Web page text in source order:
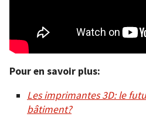
Pour en savoir plus:
Les imprimantes 3D: le
bâtiment?